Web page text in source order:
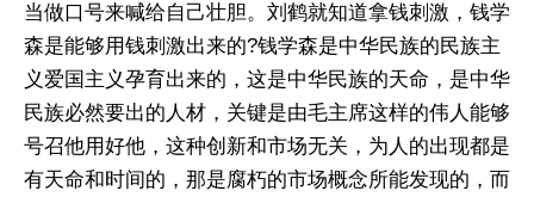
当做口号来喊给自己壮胆。刘鹤就知道拿钱刺激，钱学
森是能够用钱刺激出来的?钱学森是中华民族的民族主
义爱国主义孕育出来的，这是中华民族的天命，是中华
民族必然要出的人材，关键是由毛主席这样的伟人能够
号召他用好他，这种创新和市场无关，为人的出现都是
有天命和时间的，那是腐朽的市场概念所能发现的，而